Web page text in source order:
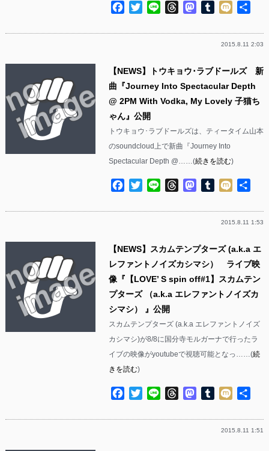
Facebook
TwitterLine ThreadsMastodon
Tumblr
Mixi
2015.8.11 2:03
【NEWS】トウキョウ･ラブドールズ 新
曲『Journey Into Spectacular Depth
@ 2PM With Vodka, My Lovely 子猫ち
ゃん』公開
トウキョウ･ラブドールズは、ティータイム山本
のsoundcloud上で新曲『Journey Into
Spectacular Depth @……(続きを読む)
Facebook
TwitterLine ThreadsMastodon
Tumblr
Mixi
2015.8.11 1:53
【NEWS】スカムテンプターズ (a.k.a エ
レファントノイズカシマシ） ライブ映
像『【LOVE’ S spin off#1】スカムテン
プターズ （a.k.a エレファントノイズカ
シマシ） 』公開
スカムテンプターズ (a.k.a エレファントノイズ
カシマシ)が8/8に国分寺モルガーナで行ったラ
イブの映像がyoutubeで視聴可能となっ……(続
きを読む)
Facebook
TwitterLine ThreadsMastodon
Tumblr
Mixi
2015.8.11 1:51